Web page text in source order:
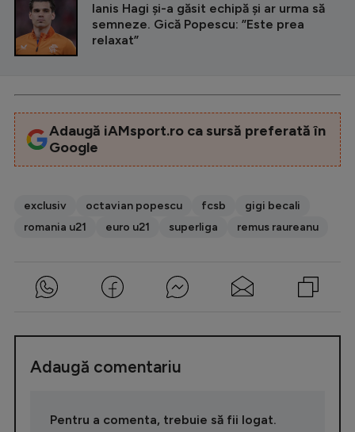
Ianis Hagi și-a găsit echipă și ar urma să
semneze. Gică Popescu: ”Este prea
relaxat”
Adaugă iAMsport.ro ca sursă preferată în
Google
exclusiv octavian popescu fcsb
gigi becali
romania u21
euro u21 superliga remus raureanu
Adaugă comentariu
Pentru a comenta, trebuie să fii logat.